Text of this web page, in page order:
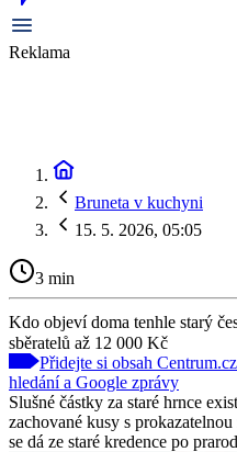
Reklama
Bruneta v kuchyni
15. 5. 2026, 05:05
3 min
Kdo objeví doma tenhle starý
sběratelů až 12 000 Kč
Přidejte si obsah
hledání a Google zprávy
Slušné částky za staré hrnce
zachované kusy s
se dá ze staré kredence po